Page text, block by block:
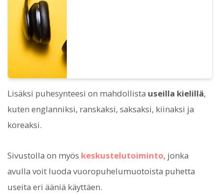
Lisäksi puhesynteesi on mahdollista useilla kielillä,
kuten englanniksi, ranskaksi, saksaksi, kiinaksi ja
koreaksi.
Sivustolla on myös keskustelutoiminto, jonka
avulla voit luoda vuoropuhelumuotoista puhetta
useita eri ääniä käyttäen.